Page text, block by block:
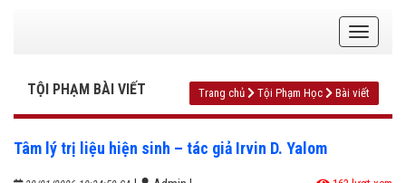
TỘI PHẠM BÀI VIẾT Trang chủ Tội Phạm Học Bài viết
Tâm lý trị liệu hiện sinh – tác giả Irvin D. Yalom